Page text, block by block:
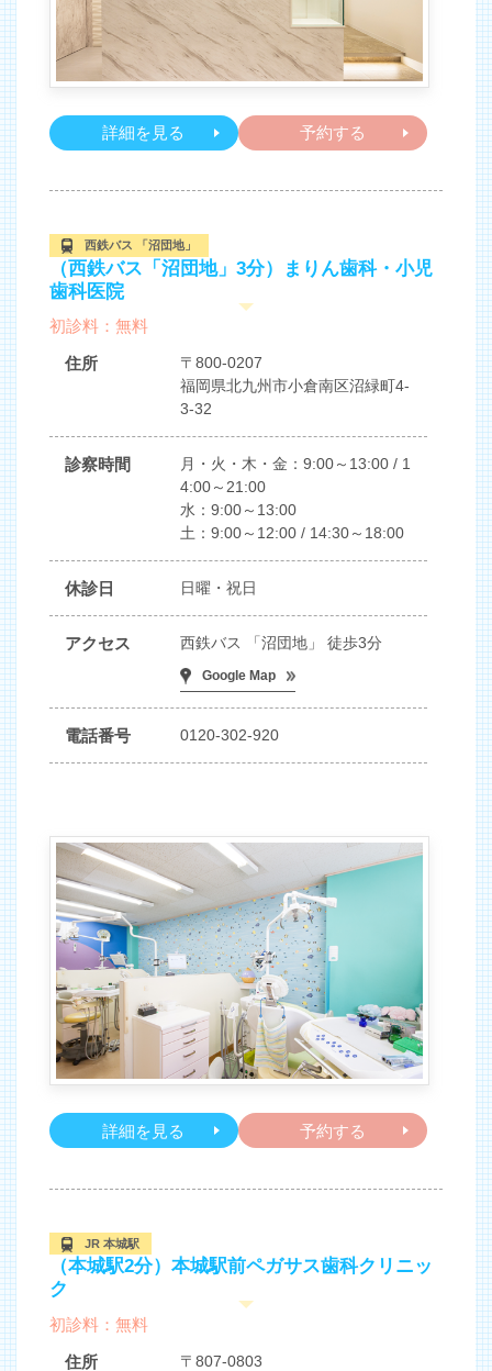
詳細を見る 予約する
（西鉄バス「沼団地」3分）まりん歯科・小児
歯科医院
西鉄バス 「沼団地」
初診料：無料
住所
〒800-0207
福岡県北九州市小倉南区沼緑町4-
3-32
診察時間
月・火・木・金：9:00～13:00 / 1
4:00～21:00
水：9:00～13:00
土：9:00～12:00 / 14:30～18:00
休診日 日曜・祝日
アクセス 西鉄バス 「沼団地」 徒歩3分
Google Map
電話番号 0120-302-920
詳細を見る 予約する
（本城駅2分）本城駅前ペガサス歯科クリニッ
ク
JR 本城駅
初診料：無料
住所
〒807-0803